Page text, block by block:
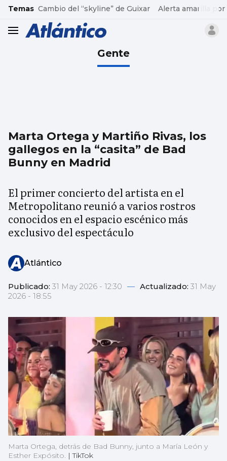
common.go-to-content
Temas Cambio del “skyline” de Guixar Alerta amarilla por
header.menu.open
Gente
Marta Ortega y Martiño Rivas, los
gallegos en la “casita” de Bad
Bunny en Madrid
El primer concierto del artista en el
Metropolitano reunió a varios rostros
conocidos en el espacio escénico más
exclusivo del espectáculo
Atlántico
Publicado: 31 May 2026 - 12:30 — Actualizado: 31 May
2026 - 18:55
Marta Ortega, detrás de Bad Bunny, junto a María León y
Esther Expósito. |TikTok